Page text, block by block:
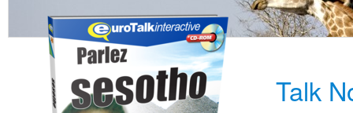
Talk